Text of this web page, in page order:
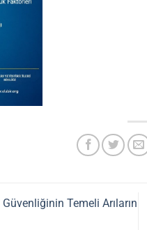
Temeli Arıların